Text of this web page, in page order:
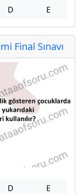
D E
Final Sınavı
D E